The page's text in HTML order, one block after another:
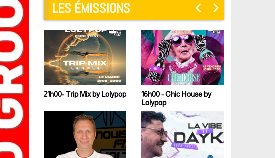
LES ÉMISSIONS
21h00- Trip Mix by Lolypop
16h00 - Chic House by
Lolypop